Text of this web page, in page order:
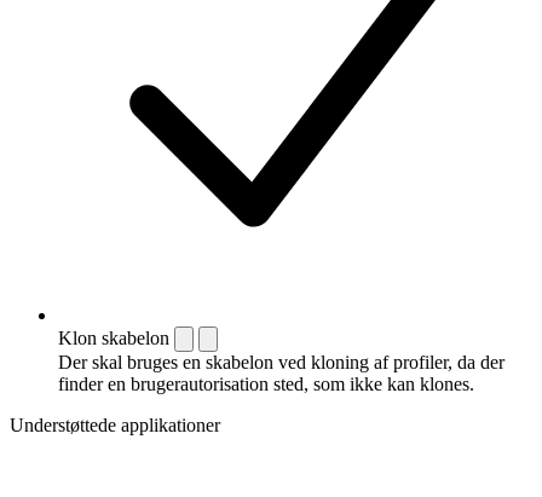
Klon skabelon
Der skal bruges en skabelon ved kloning af profiler, da der
finder en brugerautorisation sted, som ikke kan klones.
Understøttede applikationer